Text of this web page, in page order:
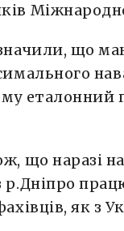
що
еталонний
що наразі
р.Дніпро
як з